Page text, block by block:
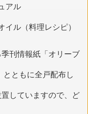
アル
ル（料理レシピ）
刊情報紙「オリーブ
とともに全戸配布し
していますので、ど